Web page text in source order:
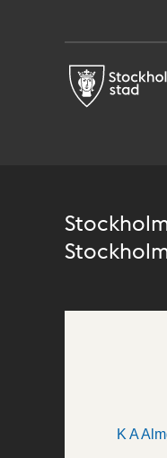
K A